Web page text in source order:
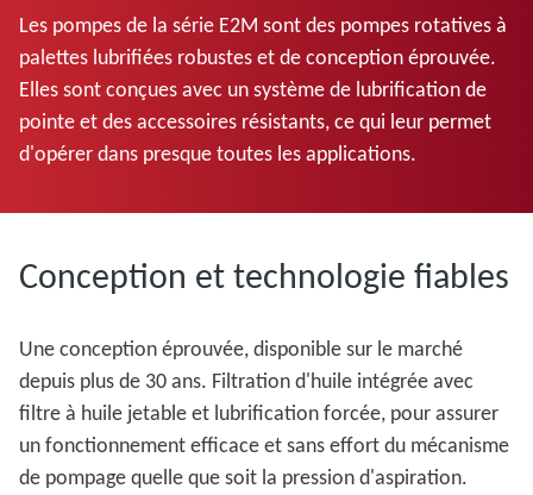
Les pompes de la série E2M sont des pompes rotatives à
palettes lubrifiées robustes et de conception éprouvée.
Elles sont conçues avec un système de lubrification de
pointe et des accessoires résistants, ce qui leur permet
d'opérer dans presque toutes les applications.
Conception et technologie fiables
Une conception éprouvée, disponible sur le marché
depuis plus de 30 ans. Filtration d'huile intégrée avec
filtre à huile jetable et lubrification forcée, pour assurer
un fonctionnement efficace et sans effort du mécanisme
de pompage quelle que soit la pression d'aspiration.